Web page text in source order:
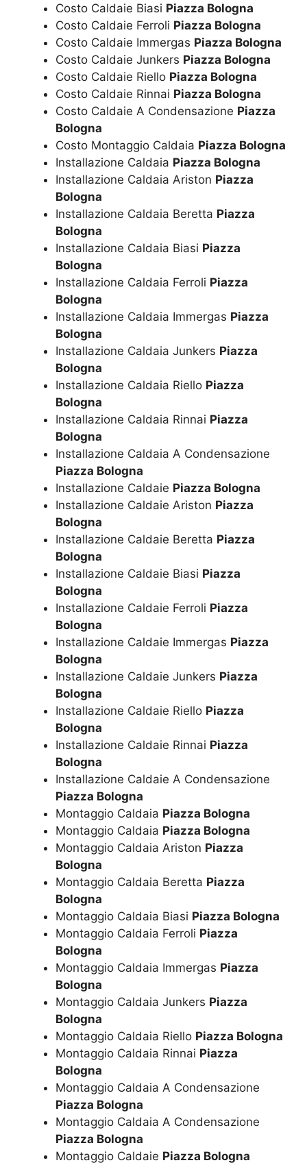
Costo Caldaie Biasi Piazza Bologna
Costo Caldaie Ferroli Piazza Bologna
Costo Caldaie Immergas Piazza Bologna
Costo Caldaie Junkers Piazza Bologna
Costo Caldaie Riello Piazza Bologna
Costo Caldaie Rinnai Piazza Bologna
Costo Caldaie A Condensazione Piazza
Bologna
Costo Montaggio Caldaia Piazza Bologna
Installazione Caldaia Piazza Bologna
Installazione Caldaia Ariston Piazza
Bologna
Installazione Caldaia Beretta Piazza
Bologna
Installazione Caldaia Biasi Piazza
Bologna
Installazione Caldaia Ferroli Piazza
Bologna
Installazione Caldaia Immergas Piazza
Bologna
Installazione Caldaia Junkers Piazza
Bologna
Installazione Caldaia Riello Piazza
Bologna
Installazione Caldaia Rinnai Piazza
Bologna
Installazione Caldaia A Condensazione
Piazza Bologna
Installazione Caldaie Piazza Bologna
Installazione Caldaie Ariston Piazza
Bologna
Installazione Caldaie Beretta Piazza
Bologna
Installazione Caldaie Biasi Piazza
Bologna
Installazione Caldaie Ferroli Piazza
Bologna
Installazione Caldaie Immergas Piazza
Bologna
Installazione Caldaie Junkers Piazza
Bologna
Installazione Caldaie Riello Piazza
Bologna
Installazione Caldaie Rinnai Piazza
Bologna
Installazione Caldaie A Condensazione
Piazza Bologna
Montaggio Caldaia Piazza Bologna
Montaggio Caldaia Piazza Bologna
Montaggio Caldaia Ariston Piazza
Bologna
Montaggio Caldaia Beretta Piazza
Bologna
Montaggio Caldaia Biasi Piazza Bologna
Montaggio Caldaia Ferroli Piazza
Bologna
Montaggio Caldaia Immergas Piazza
Bologna
Montaggio Caldaia Junkers Piazza
Bologna
Montaggio Caldaia Riello Piazza Bologna
Montaggio Caldaia Rinnai Piazza
Bologna
Montaggio Caldaia A Condensazione
Piazza Bologna
Montaggio Caldaia A Condensazione
Piazza Bologna
Montaggio Caldaie Piazza Bologna